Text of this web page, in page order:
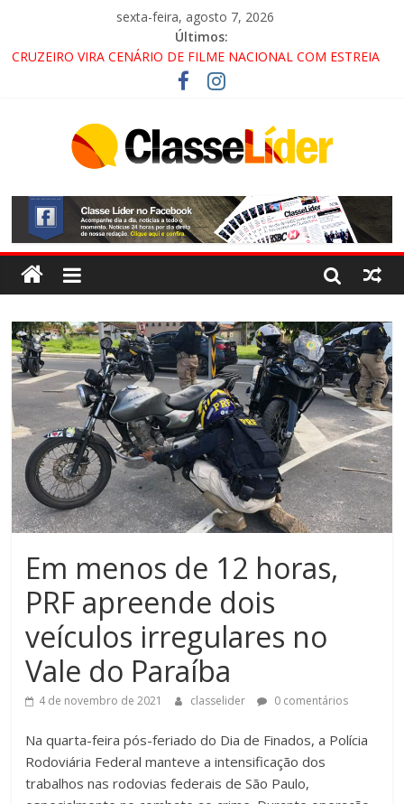
sexta-feira, agosto 7, 2026
Últimos:
CRUZEIRO VIRA CENÁRIO DE FILME NACIONAL COM ESTREIA
PROMOTOR DO GAECO
ACESSO À APARECIDA NA DUTRA SERÁ BLOQUEADO NO FIM
ALTERNATIVAS
LORENA, PINDAMONHANGABA E QUELUZ NA RETA FINAL
PELA FÁBRICA DA COCA-COLA!
Em menos de 12 horas,
PRF apreende dois
veículos irregulares no
Vale do Paraíba
4 de novembro de 2021 classelider 0 comentários
Na quarta-feira pós-feriado do Dia de Finados, a Polícia
Rodoviária Federal manteve a intensificação dos
trabalhos nas rodovias federais de São Paulo,